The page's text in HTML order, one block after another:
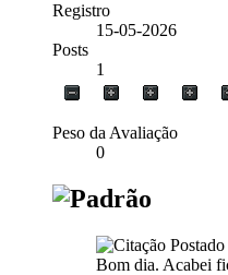
Registro
15-05-2026
Posts
1
Peso da Avaliação
0
Bom dia. Acabei